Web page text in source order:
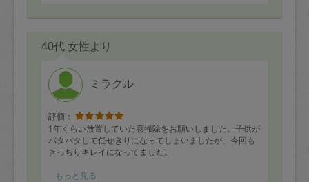
40代 女性より
ミラクル
評価：
1年くらい放置していた窓掃除をお願いしました。子供が
バタバタして任せきりになってしまいましたが、今回も
きっちりキレイになってました。
部屋が明るくなって清々しいです。
もっと見る